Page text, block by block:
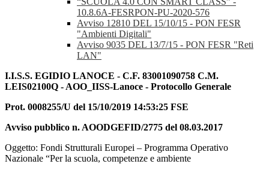
10.8.6A-FESRPON-PU-2020-576
Avviso 12810 DEL 15/10/15 - PON FESR
"Ambienti Digitali"
Avviso 9035 DEL 13/7/15 - PON FESR "Reti
LAN"
I.I.S.S. EGIDIO LANOCE - C.F. 83001090758 C.M.
LEIS02100Q - AOO_IISS-Lanoce - Protocollo Generale
Prot. 0008255/U del 15/10/2019 14:53:25 FSE
Avviso pubblico n. AOODGEFID/2775 del 08.03.2017
Oggetto: Fondi Strutturali Europei – Programma Operativo
Nazionale “Per la scuola, competenze e ambiente